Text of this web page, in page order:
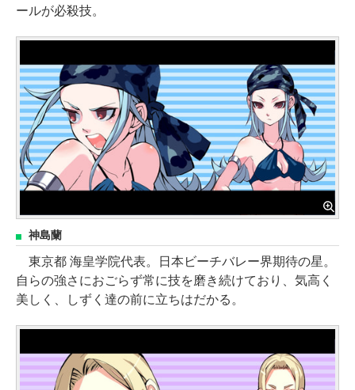
ールが必殺技。
神島蘭
東京都 海皇学院代表。日本ビーチバレー界期待の星。
自らの強さにおごらず常に技を磨き続けており、気高く
美しく、しずく達の前に立ちはだかる。